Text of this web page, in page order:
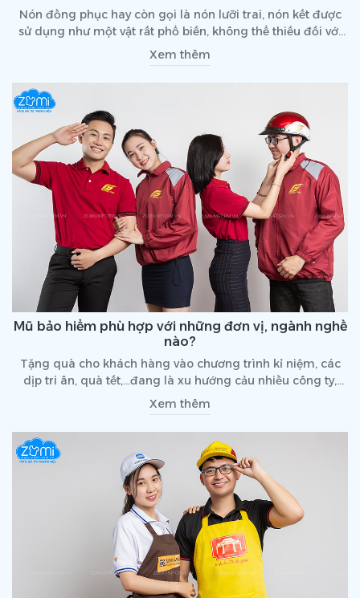
Nón đồng phục hay còn gọi là nón lưỡi trai, nón kết được
sử dụng như một vật rất phổ biến, không thể thiếu đối với
các buổi tiếp thị ngoài trời, các hoạt động ngoại khoá của
các tổ chức doanh nghiệp.
Xem thêm
Mũ bảo hiểm phù hợp với những đơn vị, ngành nghề
nào?
Tặng quà cho khách hàng vào chương trình kỉ niệm, các
dịp tri ân, quà tết,…đang là xu hướng cảu nhiều công ty,
doanh nghiệp. Trong số những sản phẩm được nhiều đơn
vị lựa chọn như: bộ lịch, bộ ấm trà in logo, áo mưa,…Thì mũ
bảo hiểm in logo thương hiệu đang là sự lựa chọn ưu tiên
nhất của phần lớn các doanh nghiệp.
Xem thêm